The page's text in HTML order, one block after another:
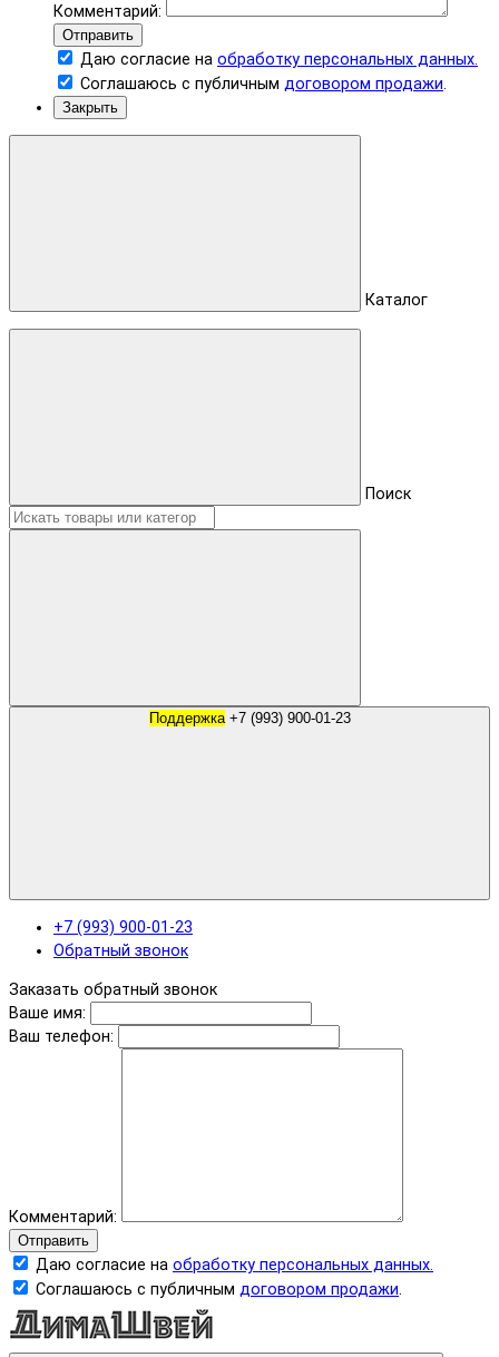
Комментарий:
Отправить
Даю согласие на обработку персональных данных.
Соглашаюсь с публичным договором продажи.
Закрыть
Каталог
Поиск
Поддержка +7 (993) 900-01-23
+7 (993) 900-01-23
Обратный звонок
Заказать обратный звонок
Ваше имя:
Ваш телефон:
Комментарий:
Отправить
Даю согласие на обработку персональных данных.
Соглашаюсь с публичным договором продажи.